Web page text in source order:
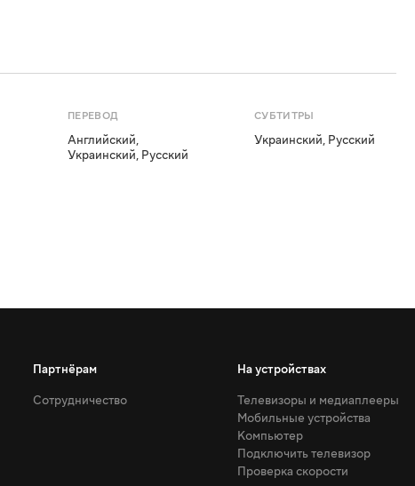
ПЕРЕВОД
Английский,
Украинский, Русский
СУБТИТРЫ
Украинский, Русский
Партнёрам
Сотрудничество
На устройствах
Телевизоры и медиаплееры
Мобильные устройства
Компьютер
Подключить телевизор
Проверка скорости